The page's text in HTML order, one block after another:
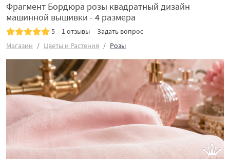
Фрагмент Бордюра розы квадратный дизайн
машинной вышивки - 4 размера
5 1 отзывы
Задать вопрос
Магазин
Цветы и Растения Розы